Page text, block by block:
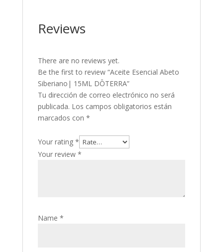
Reviews
There are no reviews yet.
Be the first to review “Aceite Esencial Abeto
Siberiano| 15ML DŌTERRA”
Tu dirección de correo electrónico no será
publicada. Los campos obligatorios están
marcados con *
Your rating *
Your review *
Name *